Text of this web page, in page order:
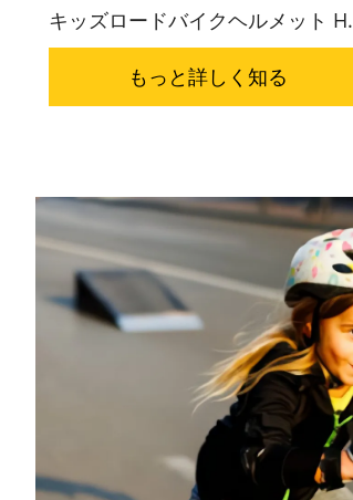
キッズロードバイクヘルメット
002
もっと詳しく知る